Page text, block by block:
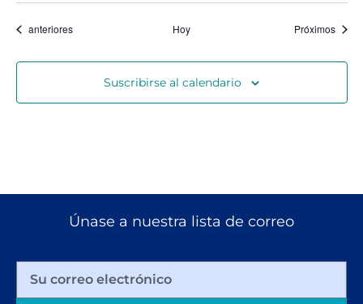
Eventos
anteriores Hoy Próximos
Suscribirse al calendario
Únase a nuestra lista de correo